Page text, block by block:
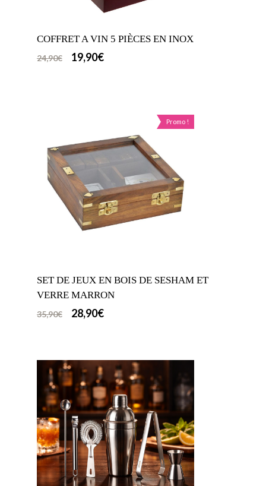
COFFRET A VIN 5 PIÈCES EN INOX
24,90€ 19,90€
Promo !
SET DE JEUX EN BOIS DE SESHAM ET
VERRE MARRON
35,90€ 28,90€